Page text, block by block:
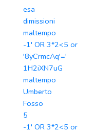
esa
dimissioni
maltempo
-1' OR 3*2<5 or
'8yCrmcAq'='
1H2iXN7uG
maltempo
Umberto
Fosso
5
-1' OR 3*2<5 or